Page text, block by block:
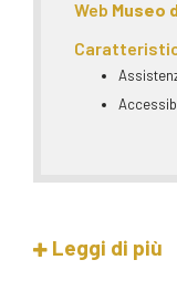
Web Museo
Leggi di più